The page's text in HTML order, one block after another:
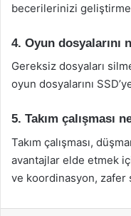
becerilerinizi
4. Oyun dosyalarını
Gereksiz dosyaları
oyun dosyalarını
5. Takım çalışması
Takım çalışması,
avantajlar elde etmek
ve koordinasyon, zafer